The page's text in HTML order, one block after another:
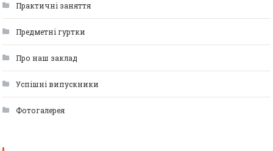
Практичні заняття
Предметні гуртки
Про наш заклад
Успішні випускники
Фотогалерея